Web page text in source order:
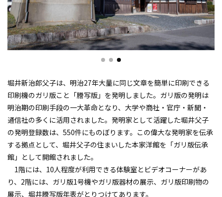
堀井新治郎父子は、明治27年大量に同じ文章を簡単に印刷できる
印刷機のガリ版こと「謄写版」を発明しました。ガリ版の発明は
明治期の印刷手段の一大革命となり、大学や商社・官庁・新聞・
通信社の多くに活用されました。発明家として活躍した堀井父子
の発明登録数は、550件にものぼります。この偉大な発明家を伝承
する拠点として、堀井父子の住まいした本家洋館を「ガリ版伝承
館」として開館されました。
1階には、10人程度が利用できる体験室とビデオコーナーがあ
り、2階には、ガリ版1号機やガリ版器材の展示、ガリ版印刷物の
展示、堀井謄写版年表がとりつけてあります。